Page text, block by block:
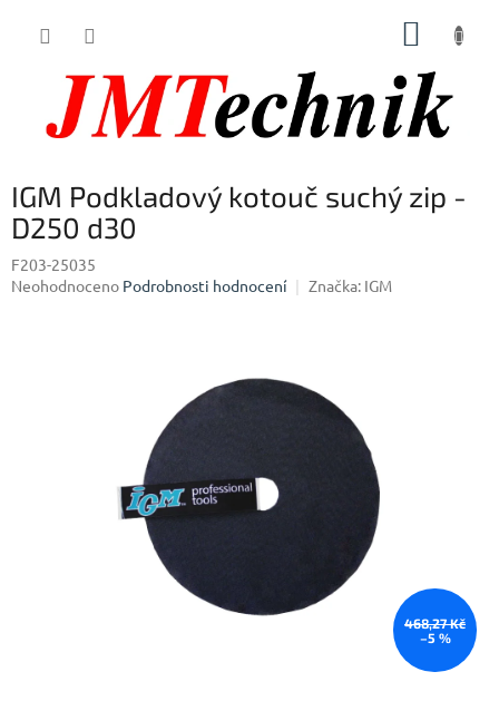
IGM Podkladový kotouč suchý zip -
D250 d30
F203-25035
Průměrné
Neohodnoceno Podrobnosti hodnocení Značka: IGM
468,27 Kč
–5 %